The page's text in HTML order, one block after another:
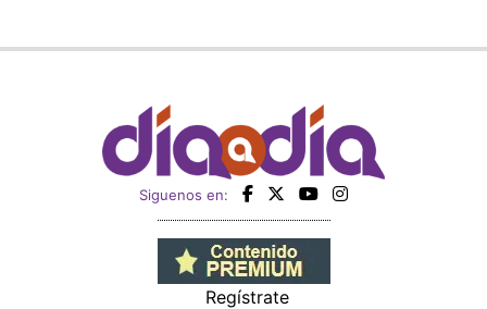
Siguenos en:
Regístrate